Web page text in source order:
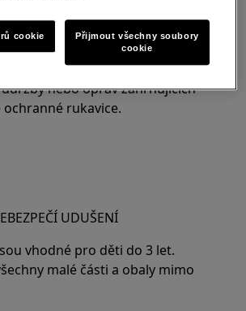
nebo oprav zahrnujících
rukavice.
UDUŠENÍ
vhodné pro děti do 3 let.
malé části a obaly mimo
cookie
Přijmout všechny soubory
cookie